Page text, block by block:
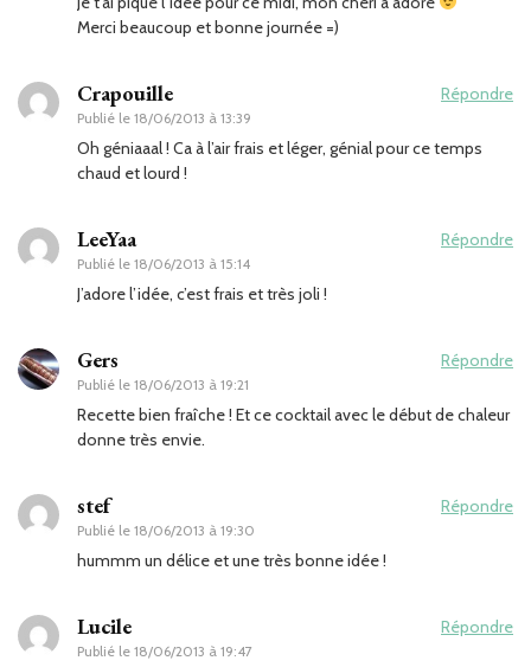
Merci beaucoup et bonne journée =)
Crapouille
Publié le 18/06/2013 à 13:39
Répondre
Oh géniaaal ! Ca à l’air frais et léger, génial pour ce temps
chaud et lourd !
LeeYaa
Publié le 18/06/2013 à 15:14
Répondre
J’adore l’idée, c’est frais et très joli !
Gers
Publié le 18/06/2013 à 19:21
Répondre
Recette bien fraîche ! Et ce cocktail avec le début de chaleur
donne très envie.
stef
Publié le 18/06/2013 à 19:30
Répondre
hummm un délice et une très bonne idée !
Lucile
Publié le 18/06/2013 à 19:47
Répondre